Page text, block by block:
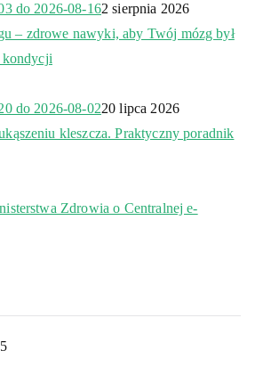
do 2026-08-162 sierpnia 2026
– zdrowe nawyki, aby Twój mózg był
kondycji
do 2026-08-0220 lipca 2026
kleszcza. Praktyczny poradnik
Zdrowia o Centralnej e-
5